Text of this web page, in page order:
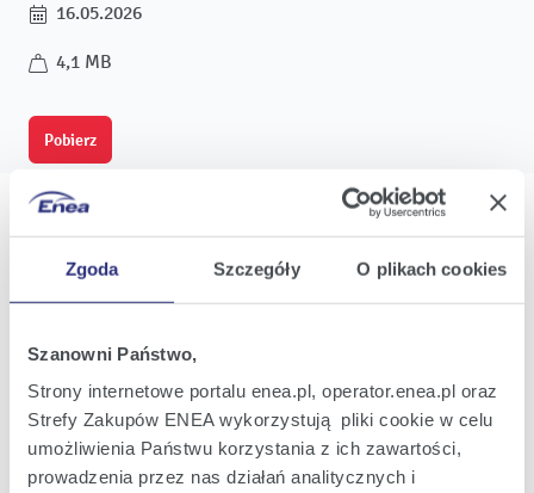
Zgoda Szczegóły O plikach cookies
Szanowni Państwo,
Strony internetowe portalu enea.pl, operator.enea.pl oraz
Strefy Zakupów ENEA wykorzystują pliki cookie w celu
umożliwienia Państwu korzystania z ich zawartości,
prowadzenia przez nas działań analitycznych i
16.05.2026
4,1 MB
Pobierz
Oferta
Oferta dla domu
Oferta dla Małych firm
Oferta dla Biznesu
Zielona energia Dla domu